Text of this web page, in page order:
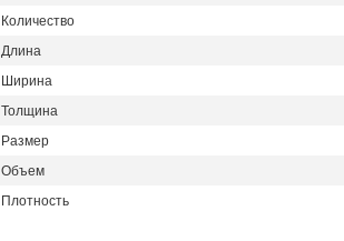
Количество
Длина
Ширина
Толщина
Размер
Объем
Плотность